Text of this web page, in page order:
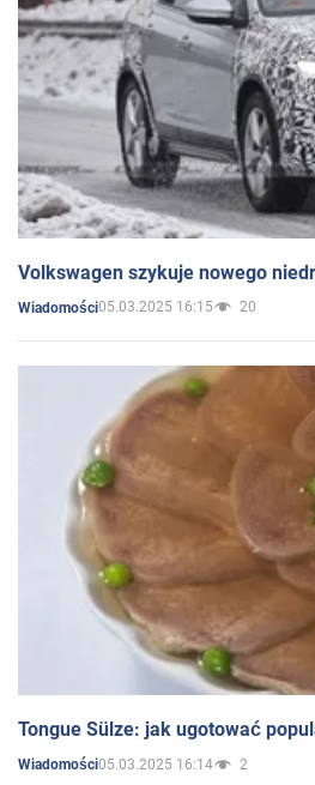
Volkswagen szykuje nowego
Wiadomości05.03.2025 16:15 20
Tongue Sülze: jak ugotować
Wiadomości05.03.2025 16:14 2